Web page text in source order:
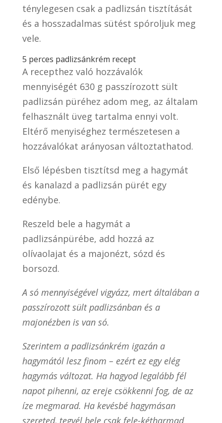
ténylegesen csak a padlizsán tisztítását
és a hosszadalmas sütést spóroljuk meg
vele.
5 perces padlizsánkrém recept
A recepthez való hozzávalók
mennyiségét 630 g passzírozott sült
padlizsán püréhez adom meg, az általam
felhasznált üveg tartalma ennyi volt.
Eltérő menyiséghez természetesen a
hozzávalókat arányosan változtathatod.
Első lépésben tisztítsd meg a hagymát
és kanalazd a padlizsán pürét egy
edénybe.
Reszeld bele a hagymát a
padlizsánpürébe, add hozzá az
olívaolajat és a majonézt, sózd és
borsozd.
A só mennyiségével vigyázz, mert általában a
passzírozott sült padlizsánban és a
majonézben is van só.
Szerintem a padlizsánkrém igazán a
hagymától lesz finom – ezért ez egy elég
hagymás változat. Ha hagyod legalább fél
napot pihenni, az ereje csökkenni fog, de az
íze megmarad. Ha kevésbé hagymásan
szereted, tegyél bele csak fele-kétharmad